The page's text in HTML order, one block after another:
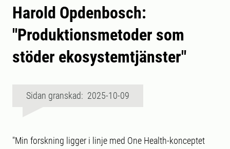
Harold Opdenbosch:
"Produktionsmetoder som
stöder ekosystemtjänster"
Sidan granskad: 2025-10-09
"Min forskning ligger i linje med One Health-konceptet